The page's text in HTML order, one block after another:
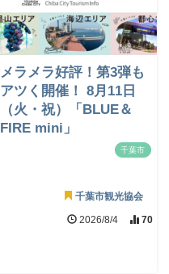
メラメラ好評！第3弾も
アツく開催！ 8月11日
（火・祝）「BLUE＆
FIRE mini」
千葉市
千葉市観光協会
2026/8/4 70